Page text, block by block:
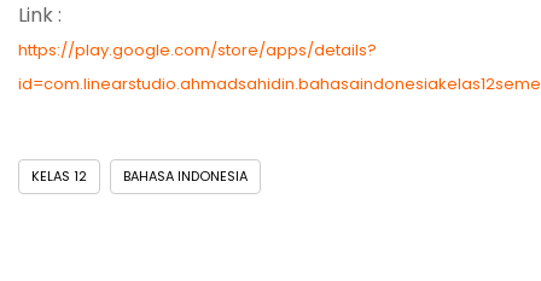
Link :
https://play.google.com/store/apps/details?
KELAS 12 BAHASA INDONESIA